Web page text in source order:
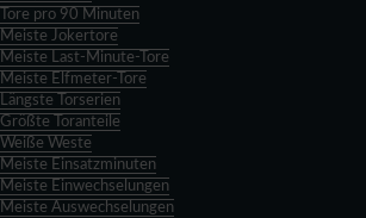
Tore pro 90 Minuten
Meiste Jokertore
Meiste Last-Minute-Tore
Meiste Elfmeter-Tore
Längste Torserien
Größte Toranteile
Weiße Weste
Meiste Einsatzminuten
Meiste Einwechselungen
Meiste Auswechselungen